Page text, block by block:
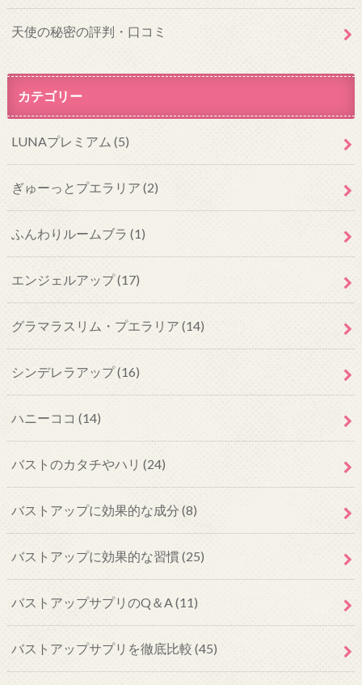
天使の秘密の評判・口コミ
カテゴリー
LUNAプレミアム (5)
ぎゅーっとプエラリア (2)
ふんわりルームブラ (1)
エンジェルアップ(17)
グラマラスリム・プエラリア (14)
シンデレラアップ(16)
ハニーココ (14)
バストのカタチやハリ (24)
バストアップに効果的な成分 (8)
バストアップに効果的な習慣(25)
バストアップサプリのQ＆A (11)
バストアップサプリを徹底比較 (45)